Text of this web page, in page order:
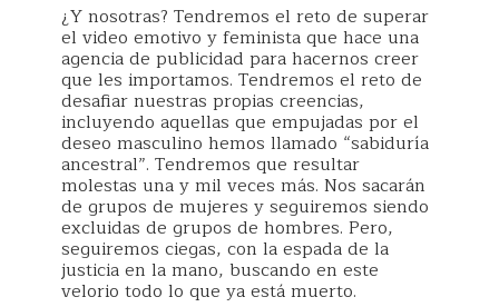
¿Y nosotras? Tendremos el reto de superar
el video emotivo y feminista que hace una
agencia de publicidad para hacernos creer
que les importamos. Tendremos el reto de
desafiar nuestras propias creencias,
incluyendo aquellas que empujadas por el
deseo masculino hemos llamado “sabiduría
ancestral”. Tendremos que resultar
molestas una y mil veces más. Nos sacarán
de grupos de mujeres y seguiremos siendo
excluidas de grupos de hombres. Pero,
seguiremos ciegas, con la espada de la
justicia en la mano, buscando en este
velorio todo lo que ya está muerto.